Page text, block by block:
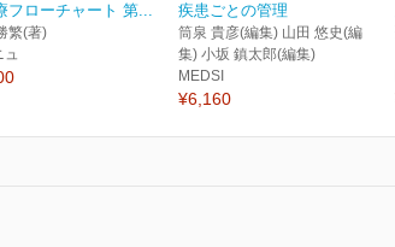
フローチャート 第...
繁(著)
ュ
疾患ごとの管理
筒泉 貴彦(編集) 山田 悠史(編
集) 小坂 鎮太郎(編集)
MEDSI
¥6,160